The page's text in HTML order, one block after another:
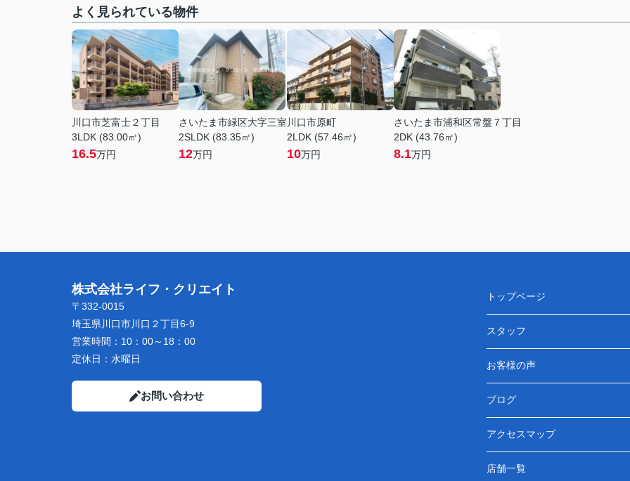
よく見られている物件
川口市芝富士２丁目
3LDK (83.00㎡)
16.5万円
さいたま市緑区大字三室
2SLDK (83.35㎡)
12万円
川口市原町
2LDK (57.46㎡)
10万円
さいたま市浦和区常盤７丁目
2DK (43.76㎡)
8.1万円
株式会社ライフ・クリエイト
〒332-0015
埼玉県川口市川口２丁目6-9
営業時間： 10：00～18：00
定休日： 水曜日
お問い合わせ
トップページ
スタッフ
お客様の声
ブログ
アクセスマップ
店舗一覧